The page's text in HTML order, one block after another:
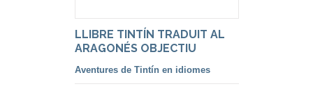
LLIBRE TINTÍN TRADUIT AL
ARAGONÉS OBJECTIU
Aventures de Tintín en idiomes